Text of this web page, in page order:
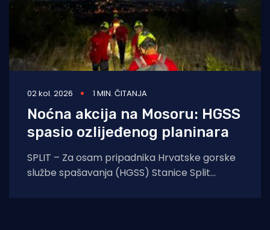
02 kol. 2026 1 MIN. ČITANJA
Noćna akcija na Mosoru: HGSS
spasio ozlijeđenog planinara
SPLIT – Za osam pripadnika Hrvatske gorske
službe spašavanja (HGSS) Stanice Split